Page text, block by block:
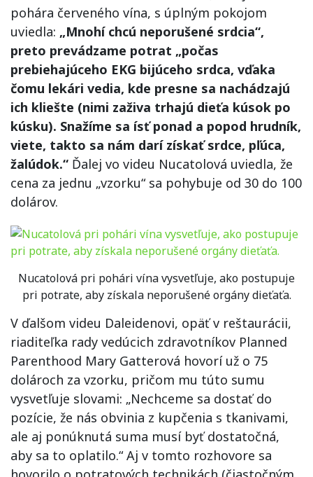
pohára červeného vína, s úplným pokojom
uviedla: „Mnohí chcú neporušené srdcia“,
preto prevádzame potrat „počas
prebiehajúceho EKG bijúceho srdca, vďaka
čomu lekári vedia, kde presne sa nachádzajú
ich kliešte (nimi zaživa trhajú dieťa kúsok po
kúsku). Snažíme sa ísť ponad a popod hrudník,
viete, takto sa nám darí získať srdce, pľúca,
žalúdok.“ Ďalej vo videu Nucatolová uviedla, že
cena za jednu „vzorku“ sa pohybuje od 30 do 100
dolárov.
Nucatolová pri pohári vína vysvetľuje, ako postupuje
pri potrate, aby získala neporušené orgány dieťaťa.
V ďalšom videu Daleidenovi, opäť v reštaurácii,
riaditeľka rady vedúcich zdravotníkov Planned
Parenthood Mary Gatterová hovorí už o 75
dolároch za vzorku, pričom mu túto sumu
vysvetľuje slovami: „Nechceme sa dostať do
pozície, že nás obvinia z kupčenia s tkanivami,
ale aj ponúknutá suma musí byť dostatočná,
aby sa to oplatilo.“ Aj v tomto rozhovore sa